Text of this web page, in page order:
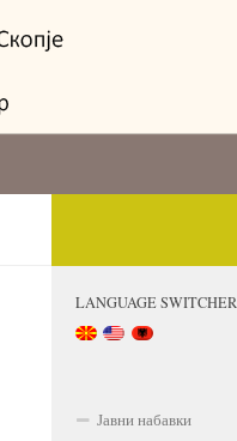
LANGUAGE SWITCHER
Јавни набавки